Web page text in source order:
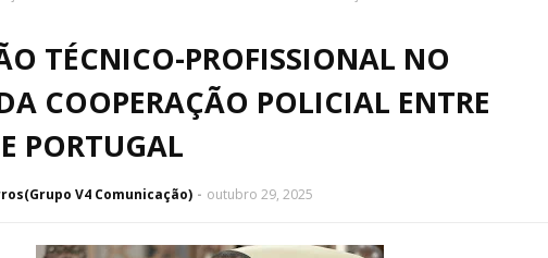
TÉCNICO-PROFISSIONAL NO
COOPERAÇÃO POLICIAL ENTRE
PORTUGAL
V4 Comunicação) outubro 29, 2025